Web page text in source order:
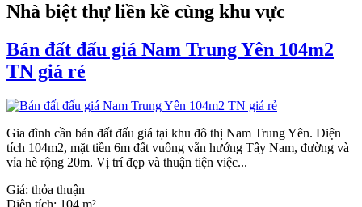
Nhà biệt thự liền kề cùng khu vực
Bán đất đấu giá Nam Trung Yên 104m2
TN giá rẻ
Gia đình cần bán đất đấu giá tại khu đô thị Nam Trung Yên. Diện
tích 104m2, mặt tiền 6m đất vuông vắn hướng Tây Nam, đường và
vỉa hè rộng 20m. Vị trí đẹp và thuận tiện việc...
Giá: thỏa thuận
Diện tích: 104 m²